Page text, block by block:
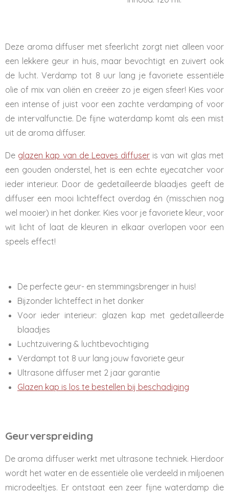
Deze aroma diffuser met sfeerlicht zorgt niet alleen voor
een lekkere geur in huis, maar bevochtigt en zuivert ook
de lucht. Verdamp tot 8 uur lang je favoriete essentiële
olie of mix van oliën en creëer zo je eigen sfeer! Kies voor
een intense of juist voor een zachte verdamping of voor
de intervalfunctie. De fijne waterdamp komt als een mist
uit de aroma diffuser.
De glazen kap van de Leaves diffuser is van wit glas met
een gouden onderstel, het is een echte eyecatcher voor
ieder interieur. Door de gedetailleerde blaadjes geeft de
diffuser een mooi lichteffect overdag én (misschien nog
wel mooier) in het donker. Kies voor je favoriete kleur, voor
wit licht of laat de kleuren in elkaar overlopen voor een
speels effect!
De perfecte geur- en stemmingsbrenger in huis!
Bijzonder lichteffect in het donker
Voor ieder interieur: glazen kap met gedetailleerde
blaadjes
Luchtzuivering & luchtbevochtiging
Verdampt tot 8 uur lang jouw favoriete geur
Ultrasone diffuser met 2 jaar garantie
Glazen kap is los te bestellen bij beschadiging
Geurverspreiding
De aroma diffuser werkt met ultrasone techniek. Hierdoor
wordt het water en de essentiële olie verdeeld in miljoenen
microdeeltjes. Er ontstaat een zeer fijne waterdamp die